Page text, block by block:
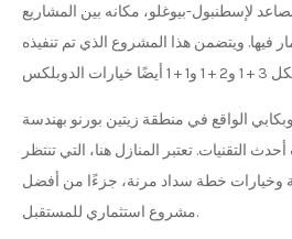
لإسطنبول-بيوغلو، مكانه بين المشاريع
فيها. ويتضمن هذا المشروع الذي تم تنفيذه
الواقع في منطقة زيتين بورنو بهندسة
التقنيات. تعتبر المنازل هنا، التي تنتظر
وخيارات خطة سداد مرنة، جزءًا من أفضل
مشروع استثماري للمستقبل.